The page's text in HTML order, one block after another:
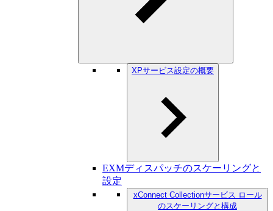
XPサービス設定の概要
EXMディスパッチのスケーリングと
設定
xConnect Collectionサービス ロール
のスケーリングと構成